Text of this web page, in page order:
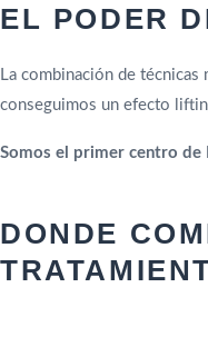
EL PODER
La combinación de
conseguimos un efecto
Somos el primer centro
DONDE